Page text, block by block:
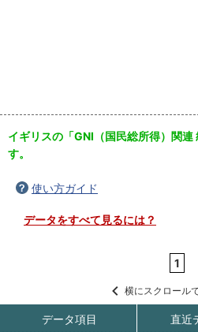
イギリスの「GNI（国民総所得）関連
す。
使い方ガイド
データをすべて見るには？
1
横にスクロール
データ項目 直近